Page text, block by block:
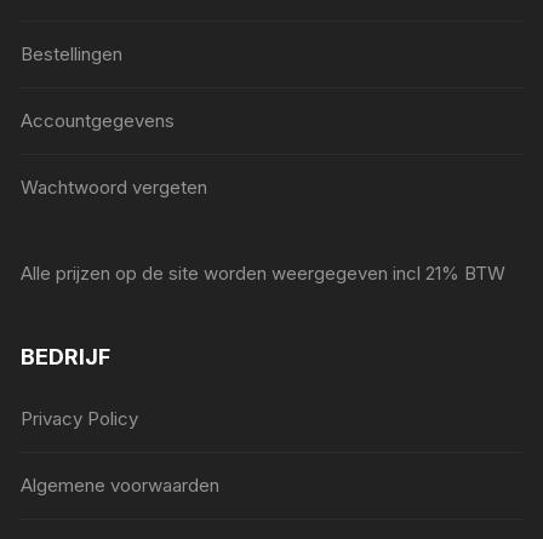
Bestellingen
Accountgegevens
Wachtwoord vergeten
Alle prijzen op de site worden weergegeven incl 21% BTW
BEDRIJF
Privacy Policy
Algemene voorwaarden